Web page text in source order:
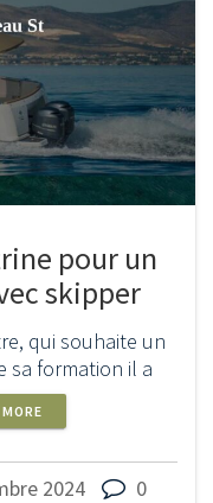
pour un
skipper
qui souhaite un
sa formation il a
2024 0